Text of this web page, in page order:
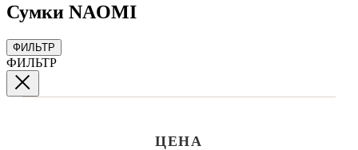
Сумки NAOMI
ФИЛЬТР
ФИЛЬТР
ЦЕНА